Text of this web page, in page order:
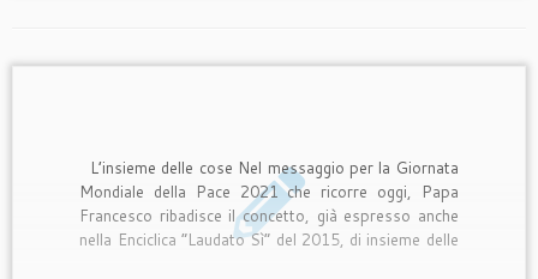
L’insieme delle cose Nel messaggio per la Giornata
Mondiale della Pace 2021 che ricorre oggi, Papa
Francesco ribadisce il concetto, già espresso anche
nella Enciclica “Laudato Sì” del 2015, di insieme delle